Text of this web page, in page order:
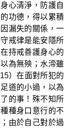
心清淨，防護自
功德，得以累積
漏失的關係，一
戒律是能安隱所
持戒善護身心的
為無殃；水渧雖
）在面對所犯的
道的小過，以為
的事！殊不知所
種身口意行的不
由於自己對於過